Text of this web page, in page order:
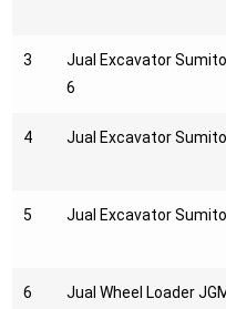
3
Jual Excavator
6
4 Jual Excavator
5 Jual Excavator
6 Jual Wheel Loader